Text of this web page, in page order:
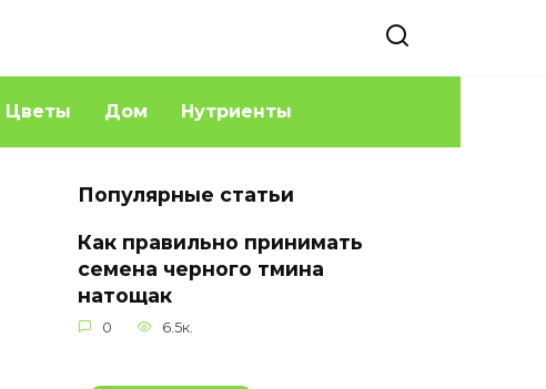
Цветы Дом Нутриенты
Популярные статьи
Как правильно принимать
семена черного тмина
натощак
0 6.5к.